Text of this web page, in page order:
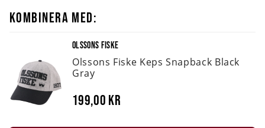
KOMBINERA MED:
OLSSONS FISKE
Olssons Fiske Keps Snapback Black
Gray
199,00 kr